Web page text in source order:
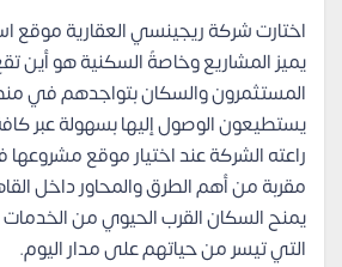
اختارت شركة ريجينسي العقارية موقع
يميز المشاريع وخاصةً السكنية هو أين
المستثمرون والسكان بتواجدهم في
يستطيعون الوصول إليها بسهولة عبر
راعته الشركة عند اختيار موقع مشروعها
مقربة من أهم الطرق والمحاور داخل
يمنح السكان القرب الحيوي من الخدمات
التي تيسر من حياتهم على مدار اليوم.